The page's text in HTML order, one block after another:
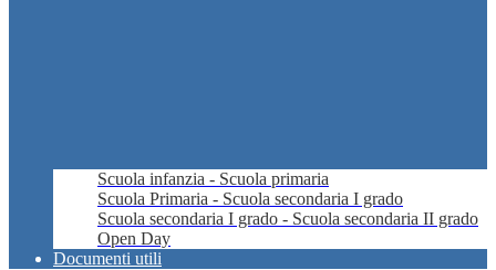
Scuola infanzia - Scuola primaria
Scuola Primaria - Scuola secondaria I grado
Scuola secondaria I grado - Scuola secondaria II grado
Open Day
Documenti utili